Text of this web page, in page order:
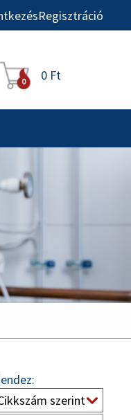
Regisztráció
0 0 Ft